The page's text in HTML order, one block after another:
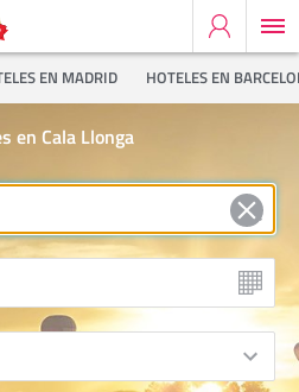
EN MADRID HOTELES EN
en Cala Llonga